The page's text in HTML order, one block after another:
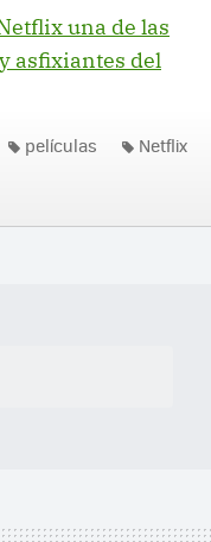
una de las
asfixiantes del
películas Netflix